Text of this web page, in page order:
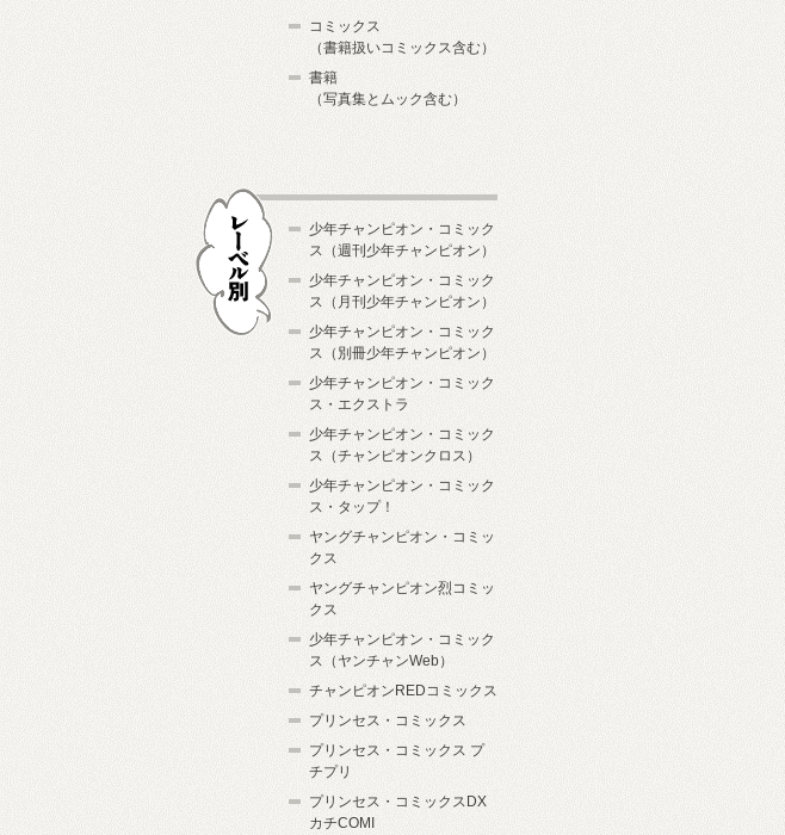
コミックス
（書籍扱いコミックス含む）
書籍
（写真集とムック含む）
少年チャンピオン・コミック
ス（週刊少年チャンピオン）
少年チャンピオン・コミック
ス（月刊少年チャンピオン）
少年チャンピオン・コミック
ス（別冊少年チャンピオン）
少年チャンピオン・コミック
ス・エクストラ
少年チャンピオン・コミック
ス（チャンピオンクロス）
少年チャンピオン・コミック
ス・タップ！
ヤングチャンピオン・コミッ
クス
ヤングチャンピオン烈コミッ
クス
少年チャンピオン・コミック
ス（ヤンチャンWeb）
チャンピオンREDコミックス
プリンセス・コミックス
プリンセス・コミックス プ
チプリ
プリンセス・コミックスDX
カチCOMI